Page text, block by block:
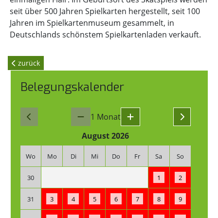
seit über 500 Jahren Spielkarten hergestellt, seit 100
Jahren im Spielkartenmuseum gesammelt, in
Deutschlands schönstem Spielkartenladen verkauft.
zurück
Belegungskalender
1 Monat
August 2026
Wo Mo Di Mi Do Fr Sa So
30 1 2
31 3 4 5 6 7 8 9